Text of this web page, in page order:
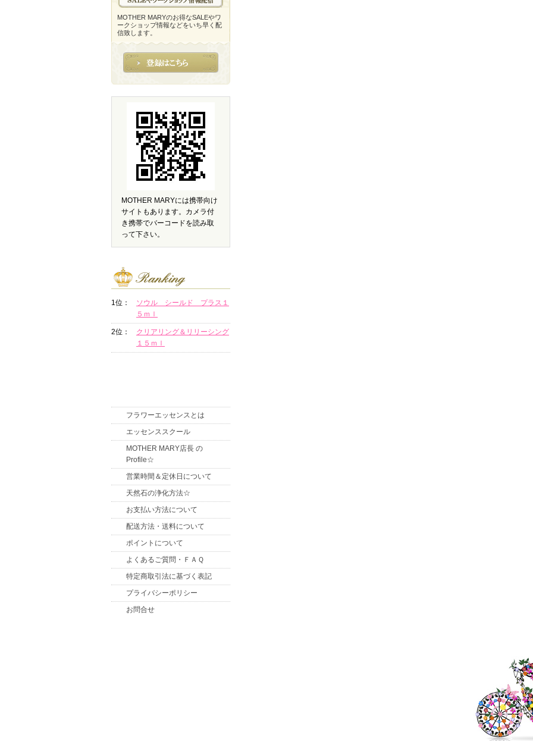
MOTHER MARYのお得なSALEやワ
ークショップ情報などをいち早く配
信致します。
MOTHER MARYには携帯向け
サイトもあります。カメラ付
き携帯でバーコードを読み取
って下さい。
1位：
ソウル シールド プラス１
５ｍｌ
2位：
クリアリング＆リリーシング
１５ｍｌ
フラワーエッセンスとは
エッセンススクール
MOTHER MARY店長 の
Profile☆
営業時間＆定休日について
天然石の浄化方法☆
お支払い方法について
配送方法・送料について
ポイントについて
よくあるご質問・ＦＡＱ
特定商取引法に基づく表記
プライバシーポリシー
お問合せ